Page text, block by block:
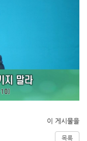
이 게시물을
목록